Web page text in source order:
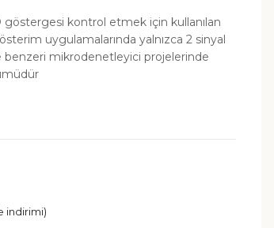
kontrol etmek için kullanılan
uygulamalarında yalnızca 2 sinyal
benzeri mikrodenetleyici projelerinde
indirimi)